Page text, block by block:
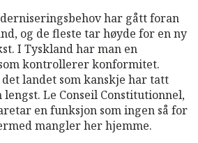
har gått foran
og de fleste tar høyde for en ny
I Tyskland har man en
kontrollerer konformitet.
landet som kanskje har tatt
Le Conseil Constitutionnel,
en funksjon som ingen så for
mangler her hjemme.